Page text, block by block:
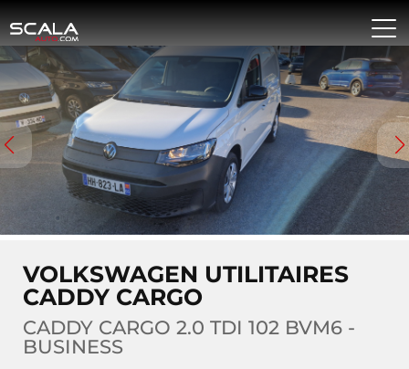
VOLKSWAGEN UTILITAIRES
CADDY CARGO
CADDY CARGO 2.0 TDI 102 BVM6 -
BUSINESS